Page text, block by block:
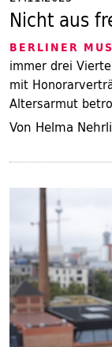
Nicht aus
BERLINER
immer drei
mit
Altersarmut
Von Helma